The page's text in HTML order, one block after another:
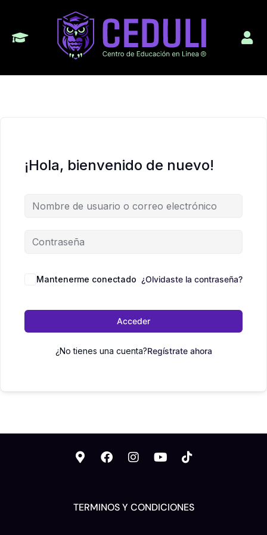
¡Hola, bienvenido de nuevo!
Mantenerme conectado ¿Olvidaste la contraseña?
Acceder
¿No tienes una cuenta?Regístrate ahora
TERMINOS Y CONDICIONES